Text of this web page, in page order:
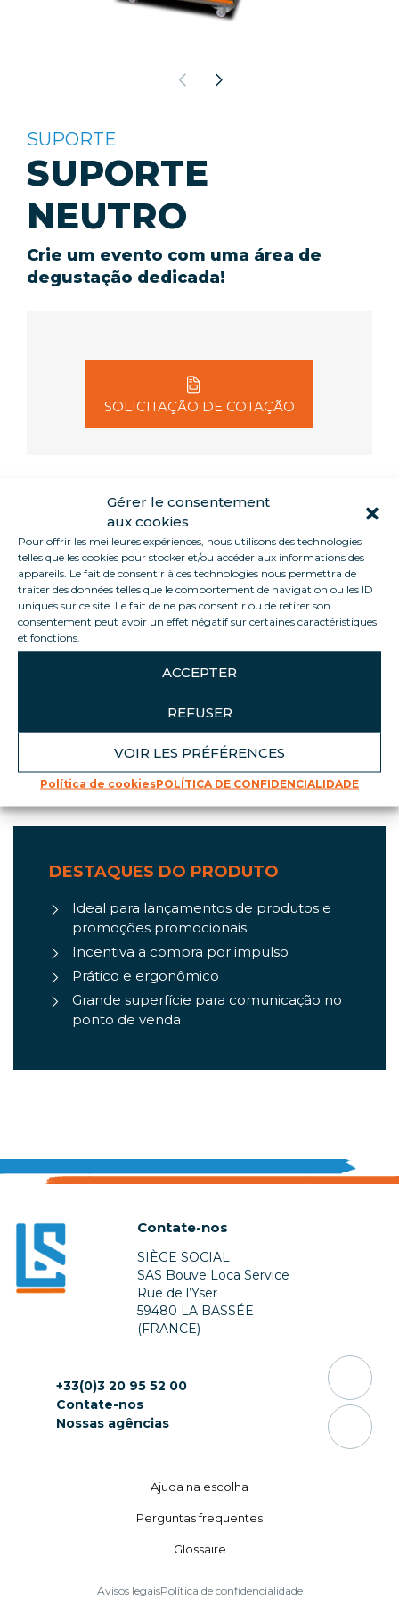
Gérer le consentement
aux cookies
Pour offrir les meilleures expériences, nous utilisons des technologies
telles que les cookies pour stocker et/ou accéder aux informations des
appareils. Le fait de consentir à ces technologies nous permettra de
traiter des données telles que le comportement de navigation ou les ID
uniques sur ce site. Le fait de ne pas consentir ou de retirer son
consentement peut avoir un effet négatif sur certaines caractéristiques
et fonctions.
ACCEPTER
REFUSER
VOIR LES PRÉFÉRENCES
Política de cookiesPOLÍTICA DE CONFIDENCIALIDADE
SUPORTE
SUPORTE
NEUTRO
Crie um evento com uma área de
degustação dedicada!
SOLICITAÇÃO DE COTAÇÃO
Informations
Este expositor neutro é o mais utilizado para as
promoções de vendas nos supermercados.
Apresenta os seus produtos na perfeição, graças,
nomeadamente, aos seus lados de vidro e à
iluminação central. Pode facilmente chamar a
atenção para os seus produtos com uma sessão
expositor promocional (0,90 m) facilita as vendas
de equipamentos complementares de
eléctricos ou a gás, balanças, plancha, etc.).
DESTAQUES DO PRODUTO
Ideal para lançamentos de produtos e
promoções promocionais
Incentiva a compra por impulso
Prático e ergonômico
Grande superfície para comunicação no
ponto de venda
Contate-nos
SIÈGE SOCIAL
SAS Bouve Loca Service
Rue de l’Yser
59480 LA BASSÉE
(FRANCE)
+33(0)3 20 95 52 00
Contate-nos
Nossas agências
Ajuda na escolha
Perguntas frequentes
Glossaire
Avisos legaisPolítica de confidencialidade